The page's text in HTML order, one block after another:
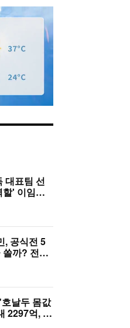
대표팀 선
할' 이임생
나선다
, 공식전 5
쏠까? 전반
날두 몸값
2297억, 초